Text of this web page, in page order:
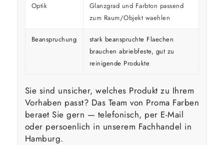
Optik
Glanzgrad und Farbton passend
zum Raum/Objekt waehlen
Beanspruchung
stark beanspruchte Flaechen
brauchen abriebfeste, gut zu
reinigende Produkte
Sie sind unsicher, welches Produkt zu Ihrem
Vorhaben passt? Das Team von Proma Farben
beraet Sie gern — telefonisch, per E-Mail
oder persoenlich in unserem Fachhandel in
Hamburg.